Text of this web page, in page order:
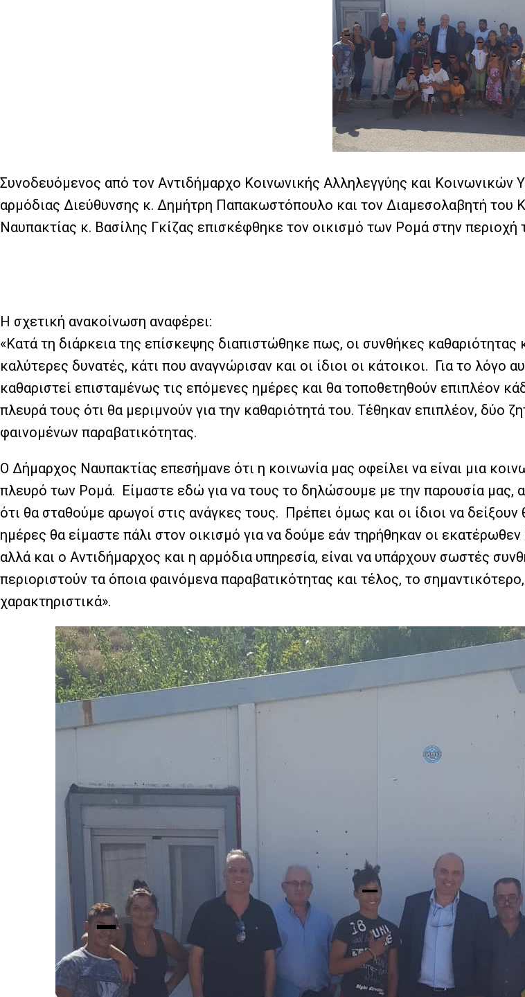
Συνοδευόμενος από τον Αντιδήμαρχο Κοινωνικής Αλληλεγγύης και
αρμόδιας Διεύθυνσης κ. Δημήτρη Παπακωστόπουλο και τον Διαμεσολαβητή του
Ναυπακτίας κ. Βασίλης Γκίζας επισκέφθηκε τον οικισμό των Ρομά στην περιοχή
Η σχετική ανακοίνωση αναφέρει:
«Κατά τη διάρκεια της επίσκεψης διαπιστώθηκε πως, οι συνθήκες καθαριότητας
καλύτερες δυνατές, κάτι που αναγνώρισαν και οι ίδιοι οι κάτοικοι. Για το
καθαριστεί επισταμένως τις επόμενες ημέρες και θα τοποθετηθούν επιπλέον
πλευρά τους ότι θα μεριμνούν για την καθαριότητά του. Τέθηκαν επιπλέον, δύο
φαινομένων παραβατικότητας.
Ο Δήμαρχος Ναυπακτίας επεσήμανε ότι η κοινωνία μας οφείλει να είναι μια
πλευρό των Ρομά. Είμαστε εδώ για να τους το δηλώσουμε με την παρουσία μας,
ότι θα σταθούμε αρωγοί στις ανάγκες τους. Πρέπει όμως και οι ίδιοι να
ημέρες θα είμαστε πάλι στον οικισμό για να δούμε εάν τηρήθηκαν οι
αλλά και ο Αντιδήμαρχος και η αρμόδια υπηρεσία, είναι να υπάρχουν σωστές
περιοριστούν τα όποια φαινόμενα παραβατικότητας και τέλος, το
χαρακτηριστικά».